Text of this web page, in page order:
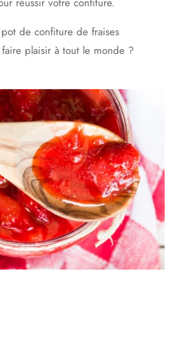
de confiture de fraises
plaisir à tout le monde ?